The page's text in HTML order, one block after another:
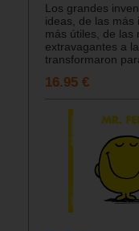
Los grandes
ideas, de las más
más útiles, de las
extravagantes a
transformaron
16.95 €